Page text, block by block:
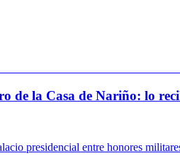
de la Casa de Nariño: lo
presidencial entre honores